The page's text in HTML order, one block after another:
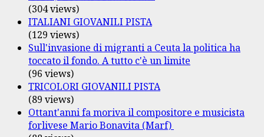
(304 views)
ITALIANI GIOVANILI PISTA
(129 views)
Sull'invasione di migranti a Ceuta la politica ha
toccato il fondo. A tutto c'è un limite
(96 views)
TRICOLORI GIOVANILI PISTA
(89 views)
Ottant'anni fa moriva il compositore e musicista
forlivese Mario Bonavita (Marf)